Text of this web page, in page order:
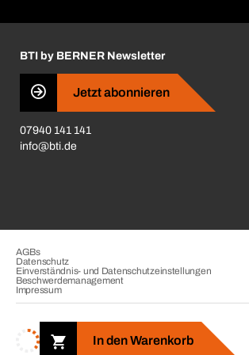
In den Warenkorb
Insektenschutzplaner
Haftungsausschluss
Qualitätsmanagement
Zertifikate
CVV-Liste
BTI by BERNER Newsletter
Jetzt abonnieren
07940 141 141
info@bti.de
Copyright © 2026. BTI Befestigungstechnik GmbH
Rechte vorbehalten. Verkauf nur an Unternehmer,
AGBs
Datenschutz
Einverständnis- und Datenschutzeinstellungen
Beschwerdemanagement
Impressum